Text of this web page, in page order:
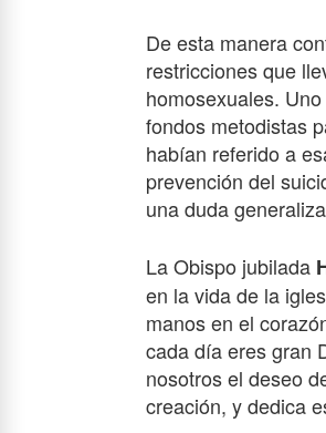
De esta manera
restricciones que
homosexuales.
fondos metodistas
habían referido a
prevención del
una duda
La Obispo jubilada
en la vida de la
manos en el
cada día eres gran
nosotros el deseo
creación, y dedica